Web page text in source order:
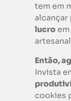
tem em
alcançar
lucro
Então,
Invista
cookies